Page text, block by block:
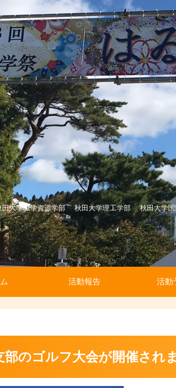
大学工学資源学部 秋田大学理工学部 秋田大学
活動報告 活動
のゴルフ大会が開催され